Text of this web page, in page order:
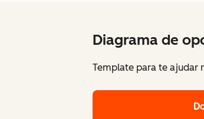
Diagrama de
Template para te ajudar